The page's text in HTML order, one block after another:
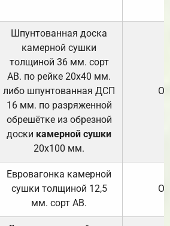
Шпунтованная доска
камерной сушки
толщиной 36 мм. сорт
АВ. по рейке 20х40 мм.
либо шпунтованная ДСП
16 мм. по разряженной
обрешётке из обрезной
доски камерной сушки
20х100 мм.
Евровагонка камерной
сушки толщиной 12,5
мм. сорт АВ.